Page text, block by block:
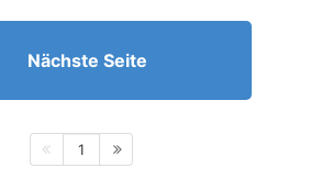
Nächste Seite
1